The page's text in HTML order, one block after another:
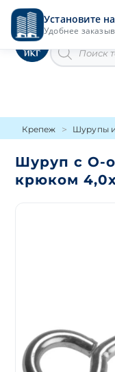
Установите
Удобнее
Перейти
содержимому
товаров
Крепеж Шурупы
Шуруп с О-
крюком